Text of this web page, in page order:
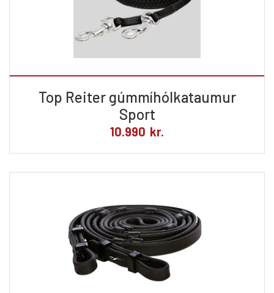
Top Reiter gúmmíhólkataumur
Sport
10.990 kr.